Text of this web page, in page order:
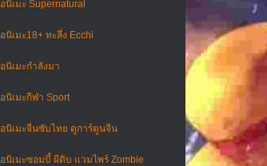
อนิเมะ Supernatural
อนิเมะ18+ ทะลึ่ง Ecchi
อนิเมะกำลังมา
อนิเมะกีฬา Sport
อนิเมะจีนซับไทย ดูการ์ตูนจีน
อนิเมะซอมบี้ ผีดิบ แวมไพร์ Zombie